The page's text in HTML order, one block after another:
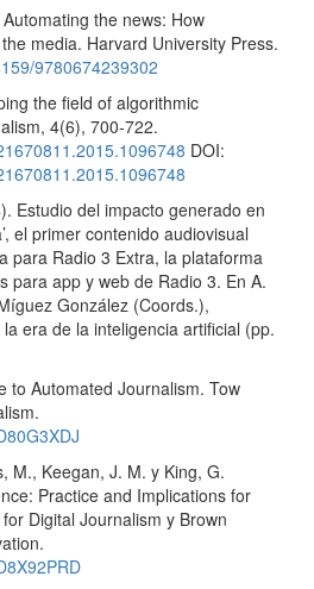
the news: How
media. Harvard University Press.
9780674239302
the field of algorithmic
4(6), 700-722.
DOI:
Estudio del impacto generado en
el primer contenido audiovisual
para Radio 3 Extra, la plataforma
para app y web de Radio 3. En A.
González (Coords.),
era de la inteligencia artificial (pp.
to Automated Journalism. Tow
M., Keegan, J. M. y King, G.
Practice and Implications for
Digital Journalism y Brown